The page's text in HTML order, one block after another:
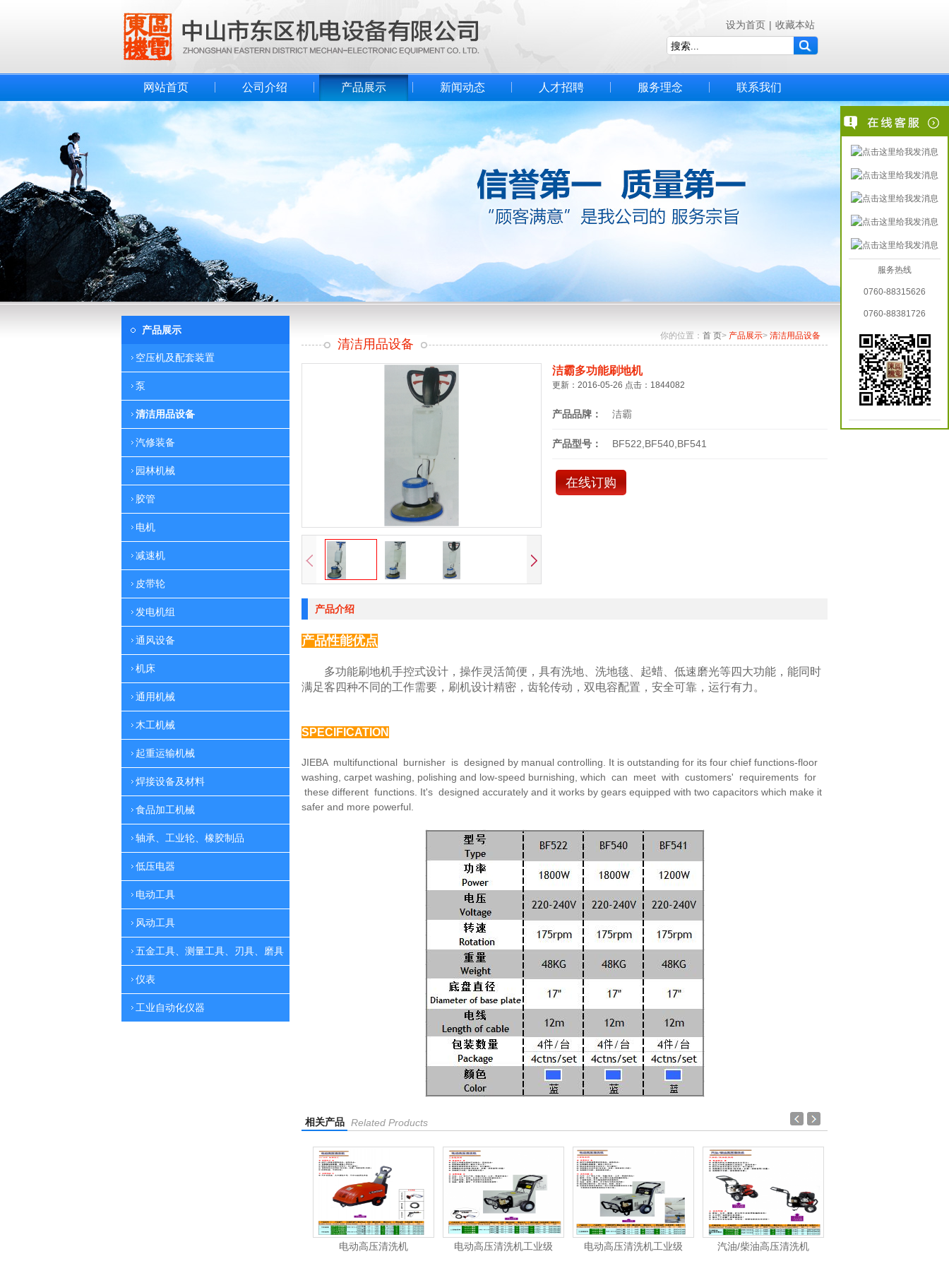
设为首页 | 收藏本站
网站首页 公司介绍 产品展示 新闻动态 人才招聘 服务理念 联系我们
产品展示
空压机及配套装置
泵
清洁用品设备
汽修装备
园林机械
胶管
电机
减速机
皮带轮
发电机组
通风设备
机床
通用机械
木工机械
起重运输机械
焊接设备及材料
食品加工机械
轴承、工业轮、橡胶制品
低压电器
电动工具
风动工具
五金工具、测量工具、刃具、磨具
仪表
工业自动化仪器
你的位置： 首 页> 产品展示> 清洁用品设备
清洁用品设备
洁霸多功能刷地机
更新：2016-05-26 点击：1844082
产品品牌： 洁霸
产品型号： BF522,BF540,BF541
在线订购
产品介绍
产品性能优点
多功能刷地机手控式设计，操作灵活简便，具有洗地、 洗地毯、起蜡、低速磨光等四大功能，能同时
满足客四种不同的工作需要，刷机设计精密，齿轮传动，双电容配置， 安全可靠，运行有力。
SPECIFICATION
JIEBA multifunctional burnisher is designed by manual controlling. It is outstanding for its four chief functions-floor
washing, carpet washing, polishing and low-speed burnishing, which can meet with customers' requirements for
these different functions. It's designed accurately and it works by gears equipped with two capacitors which make it
safer and more powerful.
相关产品 Related Products
电动高压清洗机 电动高压清洗机工业级 电动高压清洗机工业级 汽油/柴油高压清洗机
服务热线
0760-88315626
0760-88381726